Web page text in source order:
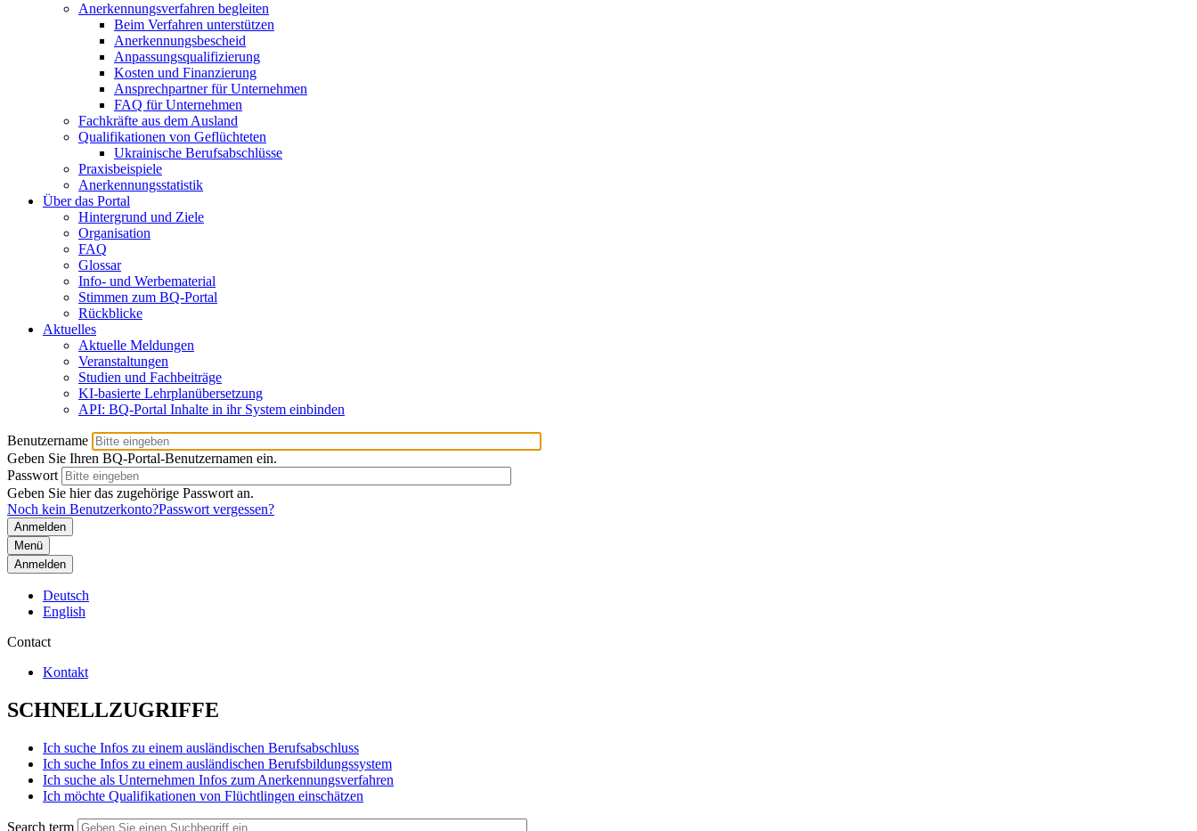
Anerkennungsverfahren begleiten
Beim Verfahren unterstützen
Anerkennungsbescheid
Anpassungsqualifizierung
Kosten und Finanzierung
Ansprechpartner für Unternehmen
FAQ für Unternehmen
Fachkräfte aus dem Ausland
Qualifikationen von Geflüchteten
Ukrainische Berufsabschlüsse
Praxisbeispiele
Anerkennungsstatistik
Über das Portal
Hintergrund und Ziele
Organisation
FAQ
Glossar
Info- und Werbematerial
Stimmen zum BQ-Portal
Rückblicke
Aktuelles
Aktuelle Meldungen
Veranstaltungen
Studien und Fachbeiträge
KI-basierte Lehrplanübersetzung
API: BQ-Portal Inhalte in ihr System einbinden
Benutzername
Geben Sie Ihren BQ-Portal-Benutzernamen ein.
Passwort
Geben Sie hier das zugehörige Passwort an.
Noch kein Benutzerkonto?Passwort vergessen?
Menü
Anmelden
Deutsch
English
Contact
Kontakt
SCHNELLZUGRIFFE
Ich suche Infos zu einem ausländischen Berufsabschluss
Ich suche Infos zu einem ausländischen Berufsbildungssystem
Ich suche als Unternehmen Infos zum Anerkennungsverfahren
Ich möchte Qualifikationen von Flüchtlingen einschätzen
Search term